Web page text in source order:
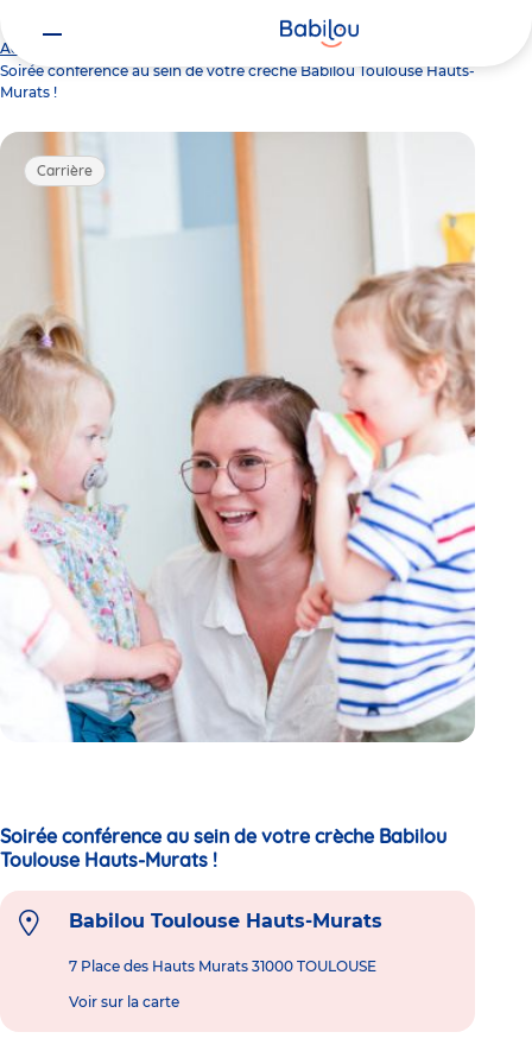
Vous
êtes
ici
Accueil
Soirée conférence au sein de votre crèche Babilou Toulouse Hauts-
Murats !
Carrière
Soirée conférence au sein de votre crèche Babilou
Toulouse Hauts-Murats !
Babilou Toulouse Hauts-Murats
7 Place des Hauts Murats 31000 TOULOUSE
Voir sur la carte